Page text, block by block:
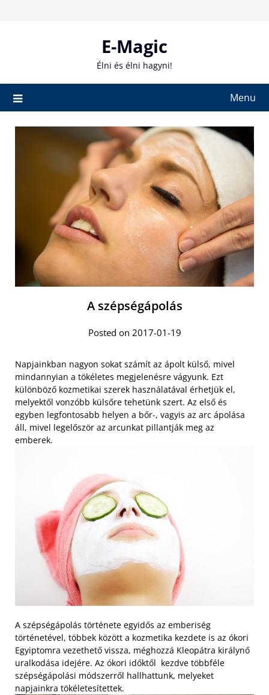
E-Magic
Élni és élni hagyni!
Menu
A szépségápolás
Posted on 2017-01-19
Napjainkban nagyon sokat számít az ápolt külső, mivel
mindannyian a tökéletes megjelenésre vágyunk. Ezt
különböző kozmetikai szerek használatával érhetjük el,
melyektől vonzóbb külsőre tehetünk szert. Az első és
egyben legfontosabb helyen a bőr-, vagyis az arc ápolása
áll, mivel legelőször az arcunkat pillantják meg az
emberek.
A szépségápolás története egyidős az emberiség
történetével, többek között a kozmetika kezdete is az ókori
Egyiptomra vezethető vissza, méghozzá Kleopátra királynő
uralkodása idejére. Az ókori időktől kezdve többféle
szépségápolási módszerről hallhattunk, melyeket
napjainkra tökéletesítettek.